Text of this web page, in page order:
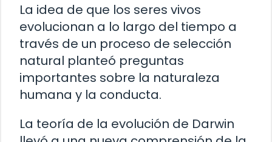
La idea de que los seres vivos
evolucionan a lo largo del tiempo a
través de un proceso de selección
natural planteó preguntas
importantes sobre la naturaleza
humana y la conducta.
La teoría de la evolución de Darwin